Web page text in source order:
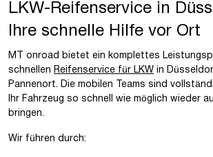
LKW-Reifenservice in
Ihre schnelle Hilfe vor Ort
MT onroad bietet ein komplettes
schnellen Reifenservice für LKW in
Pannenort. Die mobilen Teams sind
Ihr Fahrzeug so schnell wie möglich wieder
bringen.
Wir führen durch: